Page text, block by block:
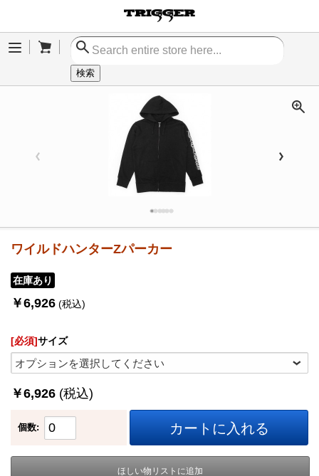
Menu
検索
ワイルドハンターZパーカー
在庫あり
￥6,926 (税込)
[必須]サイズ
￥6,926 (税込)
個数: カートに入れる
ほしい物リストに追加